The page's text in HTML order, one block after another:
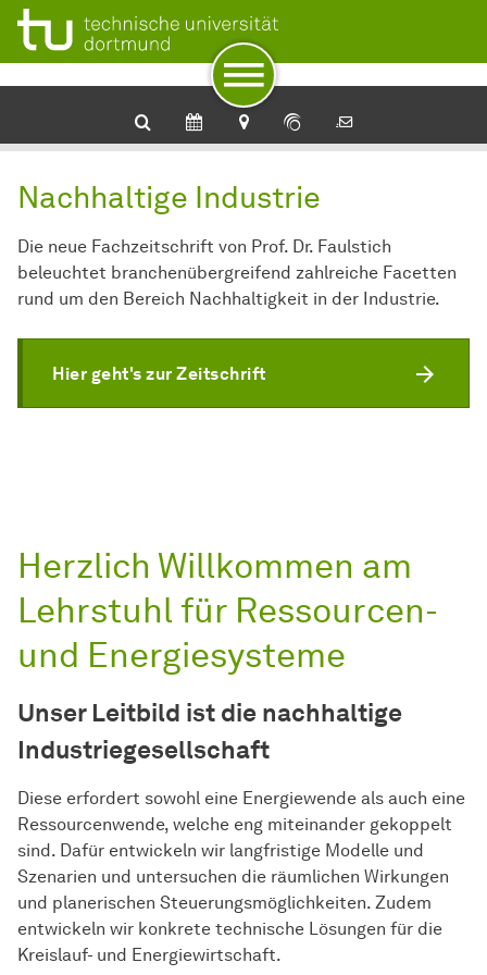
Zur Navigation
Zum Schnellzugriff
Zum Fuß der Seite mit weiteren Services
Zum Inhalt
Zur Startseite
Nachhaltige Industrie
Die neue Fachzeitschrift von Prof. Dr. Faulstich
beleuchtet branchenübergreifend zahlreiche Facetten
rund um den Bereich Nachhaltigkeit in der Industrie.
Hier geht's zur Zeitschrift
Herzlich Willkommen am
Lehrstuhl für Ressourcen-
und Energiesysteme
Unser Leitbild ist die nachhaltige
Industriegesellschaft
Diese erfordert sowohl eine Energiewende als auch eine
Ressourcenwende, welche eng miteinander gekoppelt
sind. Dafür entwickeln wir langfristige Modelle und
Szenarien und untersuchen die räumlichen Wirkungen
und planerischen Steuerungsmöglichkeiten. Zudem
entwickeln wir konkrete technische Lösungen für die
Kreislauf- und Energiewirtschaft.